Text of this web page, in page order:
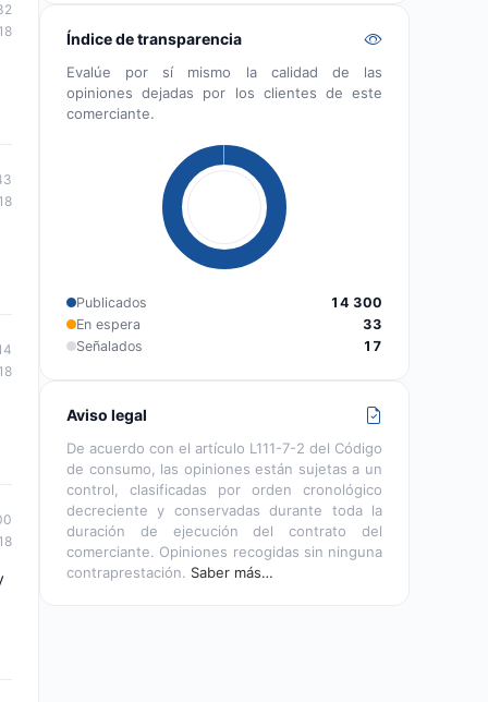
Índice de transparencia
Evalúe por sí mismo la calidad de las
opiniones dejadas por los clientes de este
comerciante.
Publicados
14 300
En espera
33
Señalados
17
Aviso legal
De acuerdo con el artículo L111-7-2 del Código
de consumo, las opiniones están sujetas a un
control, clasificadas por orden cronológico
decreciente y conservadas durante toda la
duración de ejecución del contrato del
comerciante. Opiniones recogidas sin ninguna
contraprestación. Saber más…